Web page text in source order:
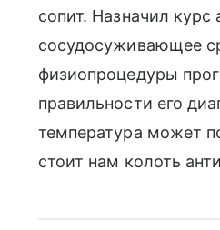
сопит. Назначил
сосудосуживающее
физиопроцедуры
правильности его
температура может
стоит нам колоть